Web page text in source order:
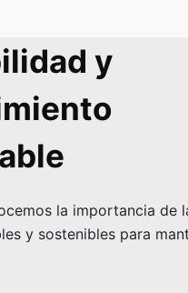
y
la importancia de
y sostenibles para